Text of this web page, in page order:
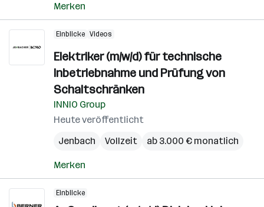
Merken
Einblicke Videos
Elektriker (m/w/d) für technische
Inbetriebnahme und Prüfung von
Schaltschränken
INNIO Group
Heute veröffentlicht
Jenbach
Vollzeit ab 3.000 € monatlich
Merken
Einblicke